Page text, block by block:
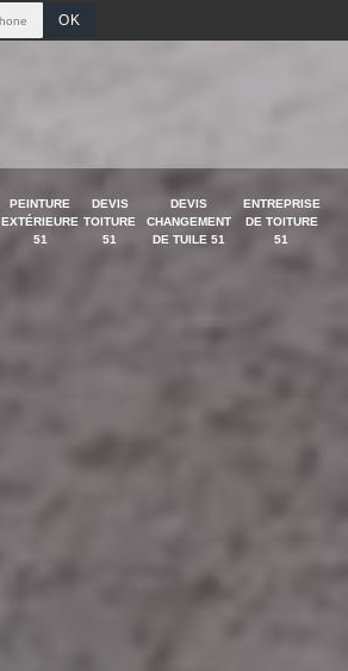
PEINTURE
EXTÉRIEURE
51
DEVIS
TOITURE
51
DEVIS
CHANGEMENT
DE TUILE 51
ENTREPRISE
DE TOITURE
51